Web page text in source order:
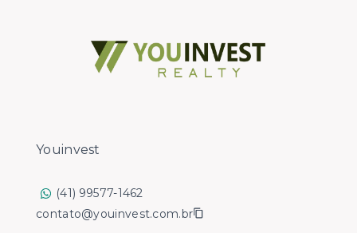
Youinvest
(41) 99577-1462
contato@youinvest.com.br